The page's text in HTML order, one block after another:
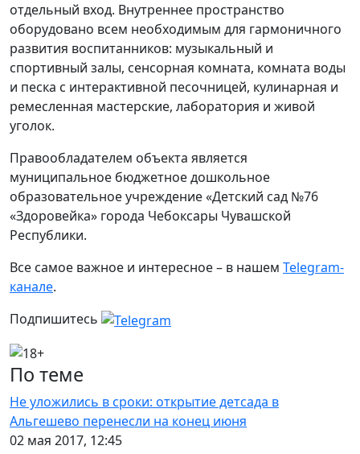
отдельный вход. Внутреннее пространство
оборудовано всем необходимым для гармоничного
развития воспитанников: музыкальный и
спортивный залы, сенсорная комната, комната воды
и песка с интерактивной песочницей, кулинарная и
ремесленная мастерские, лаборатория и живой
уголок.
Правообладателем объекта является
муниципальное бюджетное дошкольное
образовательное учреждение «Детский сад №76
«Здоровейка» города Чебоксары Чувашской
Республики.
Все самое важное и интересное – в нашем Telegram-
канале.
Подпишитесь
По теме
Не уложились в сроки: открытие детсада в
Альгешево перенесли на конец июня
02 мая 2017, 12:45